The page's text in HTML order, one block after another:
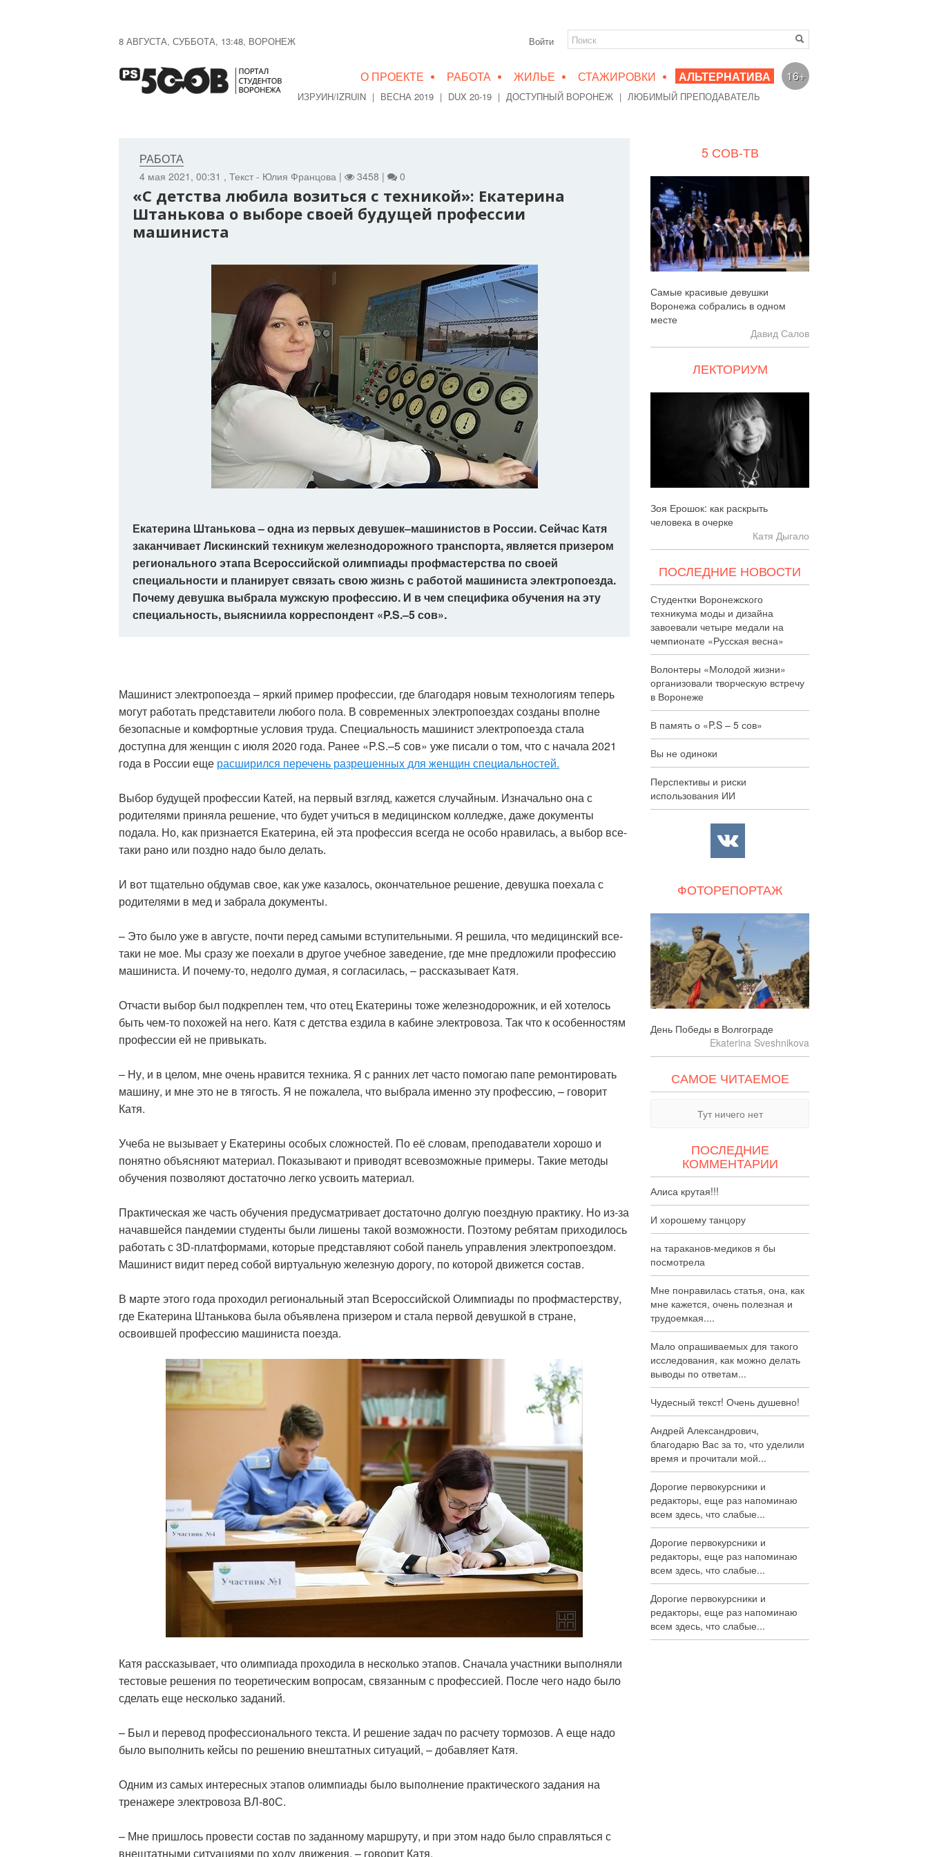
8 АВГУСТА, СУББОТА, 13:48, ВОРОНЕЖ Войти
О ПРОЕКТЕ • РАБОТА • ЖИЛЬЕ • СТАЖИРОВКИ • АЛЬТЕРНАТИВА
ИЗРУИН/IZRUIN | ВЕСНА 2019 | DUX 20-19 | ДОСТУПНЫЙ ВОРОНЕЖ | ЛЮБИМЫЙ ПРЕПОДАВАТЕЛЬ
16+
4 мая 2021, 00:31 , Текст - Юлия Францова | 3458 | 0
РАБОТА
«С детства любила возиться с техникой»: Екатерина
Штанькова о выборе своей будущей профессии
машиниста
Екатерина Штанькова – одна из первых девушек–машинистов в России. Сейчас Катя
заканчивает Лискинский техникум железнодорожного транспорта, является призером
регионального этапа Всероссийской олимпиады профмастерства по своей
специальности и планирует связать свою жизнь с работой машиниста электропоезда.
Почему девушка выбрала мужскую профессию. И в чем специфика обучения на эту
специальность, выясниила корреспондент «P.S.–5 сов».
Машинист электропоезда – яркий пример профессии, где благодаря новым технологиям теперь
могут работать представители любого пола. В современных электропоездах созданы вполне
безопасные и комфортные условия труда. Специальность машинист электропоезда стала
доступна для женщин с июля 2020 года. Ранее «P.S.–5 сов» уже писали о том, что с начала 2021
года в России еще расширился перечень разрешенных для женщин специальностей.
Выбор будущей профессии Катей, на первый взгляд, кажется случайным. Изначально она с
родителями приняла решение, что будет учиться в медицинском колледже, даже документы
подала. Но, как признается Екатерина, ей эта профессия всегда не особо нравилась, а выбор все-
таки рано или поздно надо было делать.
И вот тщательно обдумав свое, как уже казалось, окончательное решение, девушка поехала с
родителями в мед и забрала документы.
– Это было уже в августе, почти перед самыми вступительными. Я решила, что медицинский все-
таки не мое. Мы сразу же поехали в другое учебное заведение, где мне предложили профессию
машиниста. И почему-то, недолго думая, я согласилась, – рассказывает Катя.
Отчасти выбор был подкреплен тем, что отец Екатерины тоже железнодорожник, и ей хотелось
быть чем-то похожей на него. Катя с детства ездила в кабине электровоза. Так что к особенностям
профессии ей не привыкать.
– Ну, и в целом, мне очень нравится техника. Я с ранних лет часто помогаю папе ремонтировать
машину, и мне это не в тягость. Я не пожалела, что выбрала именно эту профессию, – говорит
Катя.
Учеба не вызывает у Екатерины особых сложностей. По её словам, преподаватели хорошо и
понятно объясняют материал. Показывают и приводят всевозможные примеры. Такие методы
обучения позволяют достаточно легко усвоить материал.
Практическая же часть обучения предусматривает достаточно долгую поездную практику. Но из-за
начавшейся пандемии студенты были лишены такой возможности. Поэтому ребятам приходилось
работать с 3D-платформами, которые представляют собой панель управления электропоездом.
Машинист видит перед собой виртуальную железную дорогу, по которой движется состав.
В марте этого года проходил региональный этап Всероссийской Олимпиады по профмастерству,
где Екатерина Штанькова была объявлена призером и стала первой девушкой в стране,
освоившей профессию машиниста поезда.
Катя рассказывает, что олимпиада проходила в несколько этапов. Сначала участники выполняли
тестовые решения по теоретическим вопросам, связанным с профессией. После чего надо было
сделать еще несколько заданий.
– Был и перевод профессионального текста. И решение задач по расчету тормозов. А еще надо
было выполнить кейсы по решению внештатных ситуаций, – добавляет Катя.
Одним из самых интересных этапов олимпиады было выполнение практического задания на
тренажере электровоза ВЛ-80С.
– Мне пришлось провести состав по заданному маршруту, и при этом надо было справляться с
внештатными ситуациями по ходу движения, – говорит Катя.
5 СОВ-ТВ
Самые красивые девушки
Воронежа собрались в одном
месте
Давид Салов
ЛЕКТОРИУМ
Зоя Ерошок: как раскрыть
человека в очерке
Катя Дыгало
ПОСЛЕДНИЕ НОВОСТИ
Студентки Воронежского
техникума моды и дизайна
завоевали четыре медали на
чемпионате «Русская весна»
Волонтеры «Молодой жизни»
организовали творческую встречу
в Воронеже
В память о «P.S – 5 сов»
Вы не одиноки
Перспективы и риски
использования ИИ
ФОТОРЕПОРТАЖ
День Победы в Волгограде
Ekaterina Sveshnikova
САМОЕ ЧИТАЕМОЕ
Тут ничего нет
ПОСЛЕДНИЕ
КОММЕНТАРИИ
Алиса крутая!!!
И хорошему танцору
на тараканов-медиков я бы
посмотрела
Мне понравилась статья, она, как
мне кажется, очень полезная и
трудоемкая....
Мало опрашиваемых для такого
исследования, как можно делать
выводы по ответам...
Чудесный текст! Очень душевно!
Андрей Александрович,
благодарю Вас за то, что уделили
время и прочитали мой...
Дорогие первокурсники и
редакторы, еще раз напоминаю
всем здесь, что слабые...
Дорогие первокурсники и
редакторы, еще раз напоминаю
всем здесь, что слабые...
Дорогие первокурсники и
редакторы, еще раз напоминаю
всем здесь, что слабые...